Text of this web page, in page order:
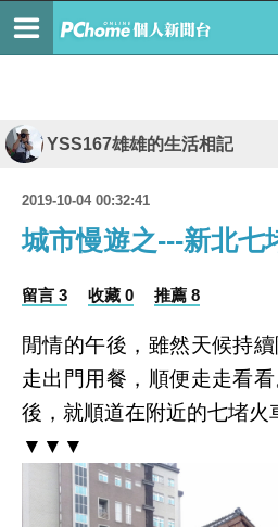
YSS167雄雄的生活相記
2019-10-04 00:32:41
城市慢遊之---新北七
留言 3 收藏 0 推薦 8
閒情的午後，雖然天候持
走出門用餐，順便走走看
後，就順道在附近的七堵火
▼▼▼